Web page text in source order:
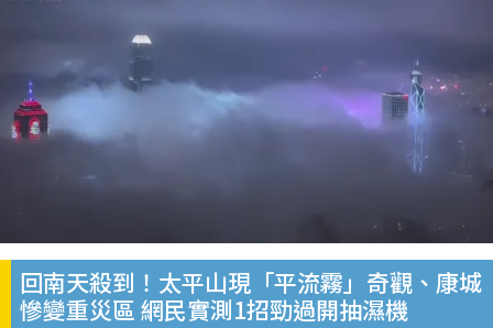
回南天殺到！太平山現「平流霧」奇觀、康城
慘變重災區 網民實測1招勁過開抽濕機